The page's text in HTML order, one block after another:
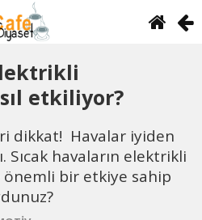
etkiliyor?
dikkat! Havalar iyiden
Sıcak havaların elektrikli
bir etkiye sahip